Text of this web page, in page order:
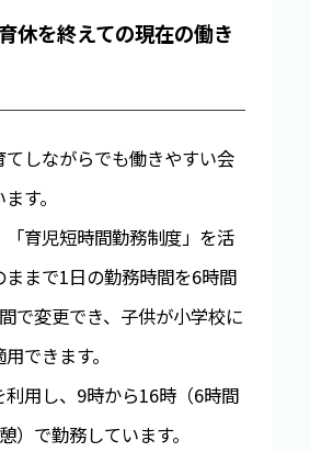
休を終えての現在の働き
しながらでも働きやすい会
す。
育児短時間勤務制度」を活
ままで1日の勤務時間を6時間
で変更でき、子供が小学校に
できます。
用し、9時から16時（6時間
で勤務しています。